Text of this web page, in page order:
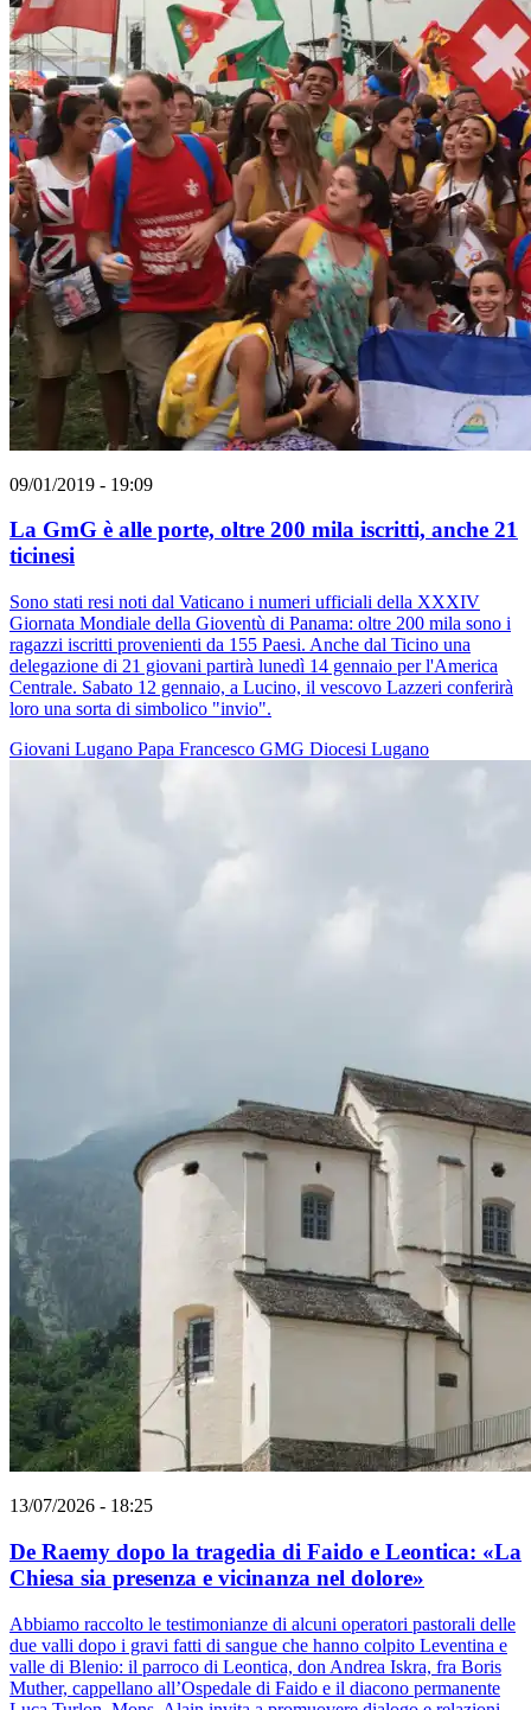
09/01/2019 - 19:09
La GmG è alle porte, oltre 200 mila iscritti, anche 21
ticinesi
Sono stati resi noti dal Vaticano i numeri ufficiali della XXXIV
Giornata Mondiale della Gioventù di Panama: oltre 200 mila sono i
ragazzi iscritti provenienti da 155 Paesi. Anche dal Ticino una
delegazione di 21 giovani partirà lunedì 14 gennaio per l'America
Centrale. Sabato 12 gennaio, a Lucino, il vescovo Lazzeri conferirà
loro una sorta di simbolico "invio".
Giovani Lugano Papa Francesco GMG Diocesi Lugano
13/07/2026 - 18:25
De Raemy dopo la tragedia di Faido e Leontica: «La
Chiesa sia presenza e vicinanza nel dolore»
Abbiamo raccolto le testimonianze di alcuni operatori pastorali delle
due valli dopo i gravi fatti di sangue che hanno colpito Leventina e
valle di Blenio: il parroco di Leontica, don Andrea Iskra, fra Boris
Muther, cappellano all’Ospedale di Faido e il diacono permanente